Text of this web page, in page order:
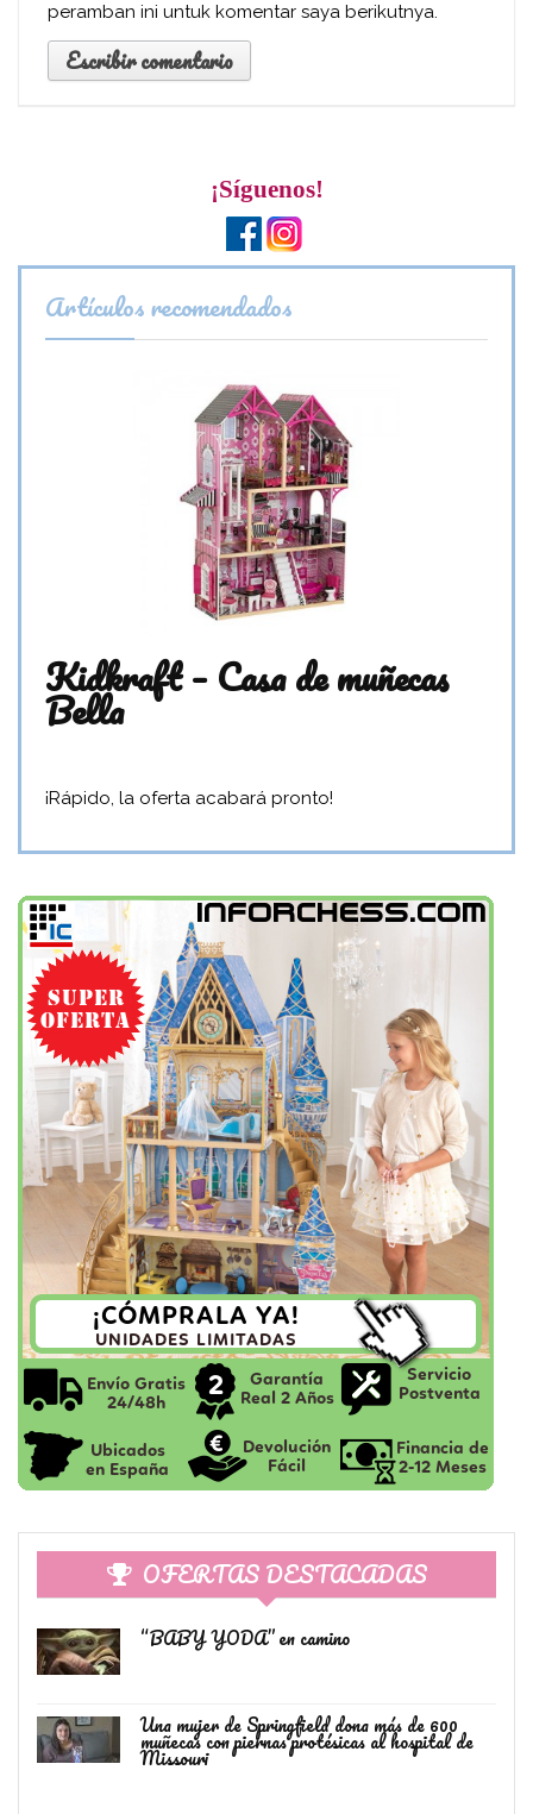
peramban ini untuk komentar saya berikutnya.
¡Síguenos!
Artículos recomendados
Kidkraft – Casa de muñecas
Bella
¡Rápido, la oferta acabará pronto!
OFERTAS DESTACADAS
“BABY YODA” en camino
Una mujer de Springfield dona más de 600
muñecas con piernas protésicas al hospital de
Missouri